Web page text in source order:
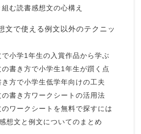
む読書感想文の心構え
文で使える例文以外のテクニッ
で小学1年生の入賞作品から学ぶ
書き方で小学生1年生が躓く点
方で小学生低学年向けの工夫
書き方ワークシートの活用法
ワークシートを無料で探すには
想文と例文についてのまとめ